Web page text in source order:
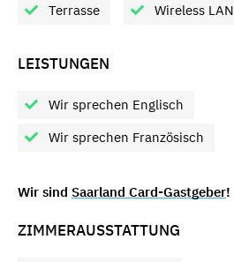
Terrasse
Wireless LAN
LEISTUNGEN
Wir sprechen Englisch
Wir sprechen Französisch
Wir sind Saarland Card-Gastgeber!
ZIMMERAUSSTATTUNG